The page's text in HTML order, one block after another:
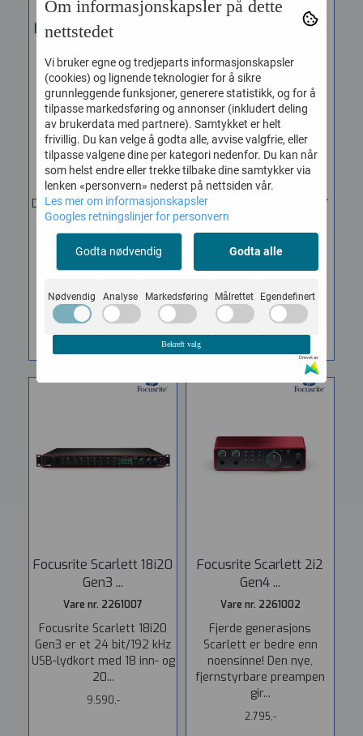
Focusrite ISA Two
Preamp 2 ...
Dual Focusrite ISA preamp,
19"/1U To-kanals ISA
mikrofonforsterker med
variabel...
KJØP
Focusrite iTrack Solo ...
Vare nr. 2260994
Focusrite iTrack Solo
Lightning er et lydkort for
iOS, PC og Mac, med en...
KJØP
Focusrite Scarlett 18i20
Gen3 ...
Vare nr. 2261007
Focusrite Scarlett 18i20
Gen3 er et 24 bit/192 kHz
USB-lydkort med 18 inn- og
20...
9.590,-
Focusrite Scarlett 2i2
Gen4 ...
Vare nr. 2261002
Fjerde generasjons
Scarlett er bedre enn
noensinne! Den nye,
fjernstyrbare preampen
gir...
2.795,-
Om informasjonskapsler på dette
nettstedet
Vi bruker egne og tredjeparts informasjonskapsler
(cookies) og lignende teknologier for å sikre
grunnleggende funksjoner, generere statistikk, og for å
tilpasse markedsføring og annonser (inkludert deling
av brukerdata med partnere). Samtykket er helt
frivillig. Du kan velge å godta alle, avvise valgfrie, eller
tilpasse valgene dine per kategori nedenfor. Du kan når
som helst endre eller trekke tilbake dine samtykker via
lenken «personvern» nederst på nettsiden vår.
Les mer om informasjonskapsler
Googles retningslinjer for personvern
Godta nødvendig Godta alle
Nødvendig Analyse Markedsføring Målrettet Egendefinert
Bekreft valg
Drevet av